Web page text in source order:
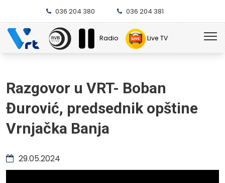
036 204 380 036 204 381
Radio Live TV
Razgovor u VRT- Boban
Đurović, predsednik opštine
Vrnjačka Banja
29.05.2024